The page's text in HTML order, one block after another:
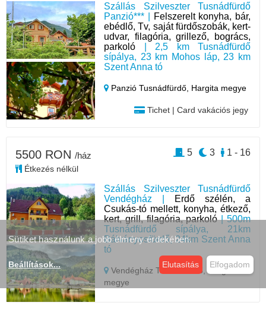
Szállás Szilveszter Tusnádfürdő
Panzió*** |
Felszerelt konyha, bár,
ebédlő, Tv, saját fürdőszobák, kert-
udvar, filagória, grillező, bogrács,
parkoló | 2,5 km Tusnádfürdő
sípálya, 23 km Mohos láp, 23 km
Szent Anna tó
Panzió Tusnádfürdő, Hargita megye
Tichet | Card vakációs jegy
Szállás Szilveszter Tusnádfürdő
Vendégház |
Erdő szélén, a
Csukás-tó mellett, konyha, étkező,
kert, grill, filagória, parkoló| 500m
Tusnádfürdő sípálya, 21km
Bálványosfürdő, 24km Szent Anna
tó
Vendégház Tusnádfürdő, Hargita
megye
5500 RON /ház
Étkezés nélkül
1 - 16
3
5
Sütiket használunk a jobb élmény érdekében.
Beállítások... Elutasítás Elfogadom